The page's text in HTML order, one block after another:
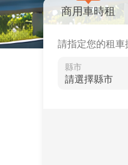
商用車時租
請指定您的租車
縣市